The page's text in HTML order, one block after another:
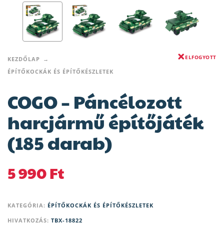
KEZDŐLAP
ÉPÍTŐKOCKÁK ÉS ÉPÍTŐKÉSZLETEK
ELFOGYOTT
COGO – Páncélozott
harcjármű építőjáték
(185 darab)
5 990Ft
KATEGÓRIA: ÉPÍTŐKOCKÁK ÉS ÉPÍTŐKÉSZLETEK
HIVATKOZÁS: TBX-18822